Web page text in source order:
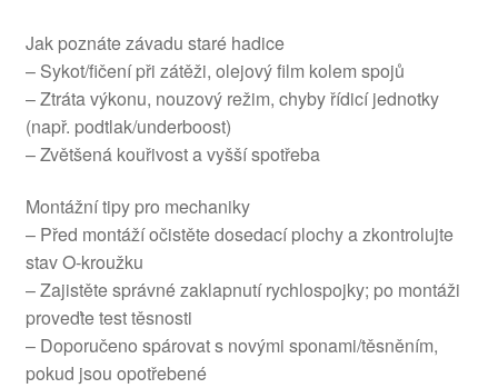
Jak poznáte závadu staré hadice
– Sykot/fičení při zátěži, olejový film kolem spojů
– Ztráta výkonu, nouzový režim, chyby řídicí jednotky
(např. podtlak/underboost)
– Zvětšená kouřivost a vyšší spotřeba
Montážní tipy pro mechaniky
– Před montáží očistěte dosedací plochy a zkontrolujte
stav O-kroužku
– Zajistěte správné zaklapnutí rychlospojky; po montáži
proveďte test těsnosti
– Doporučeno spárovat s novými sponami/těsněním,
pokud jsou opotřebené